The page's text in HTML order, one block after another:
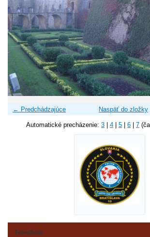
← Predchádzajúce Naspäť do zložky
Automatické precházenie: 3 4 5 6 7
Fotoalbum